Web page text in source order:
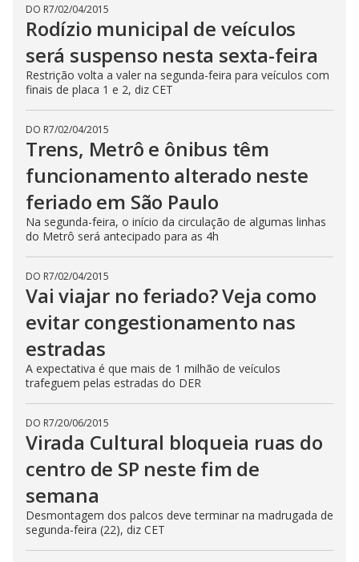
DO R7/02/04/2015
Rodízio municipal de veículos
será suspenso nesta sexta-feira
Restrição volta a valer na segunda-feira para veículos com
finais de placa 1 e 2, diz CET
DO R7/02/04/2015
Trens, Metrô e ônibus têm
funcionamento alterado neste
feriado em São Paulo
Na segunda-feira, o início da circulação de algumas linhas
do Metrô será antecipado para as 4h
DO R7/02/04/2015
Vai viajar no feriado? Veja como
evitar congestionamento nas
estradas
A expectativa é que mais de 1 milhão de veículos
trafeguem pelas estradas do DER
DO R7/20/06/2015
Virada Cultural bloqueia ruas do
centro de SP neste fim de
semana
Desmontagem dos palcos deve terminar na madrugada de
segunda-feira (22), diz CET